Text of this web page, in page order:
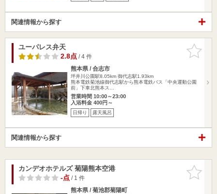
関連情報から探す
お気に入
りに追加
ユーパレス弁天
2.8点/ 4 件
熊本県 / 合志市
坪井川公園駅8.05km 御代志駅1.93km
熊本電鉄菊池線御代志駅から熊本電鉄バス「中央運動公園
前」下車北熊本ス…
営業時間 10:00～23:00
入浴料金 400円～
日帰り 露天風呂
関連情報から探す
お気に入
りに追加
カンデオホテルズ 菊陽熊本空港
-点/ 1 件
熊本県 / 菊池郡菊陽町